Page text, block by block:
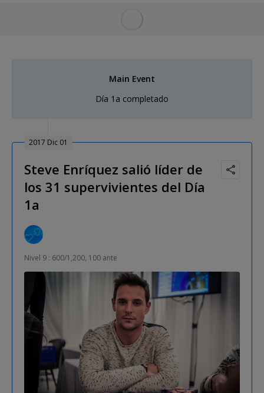
Main Event
Día 1a completado
2017 Dic 01
Steve Enríquez salió líder de
los 31 supervivientes del Día
1a
Nivel 9 : 600/1,200, 100 ante